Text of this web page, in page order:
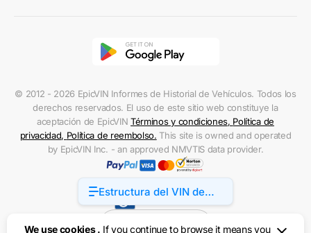
Estructura del VIN de
Freightliner M2
© 2012 - 2026 EpicVIN Informes de Historial de Vehículos. Todos los
derechos reservados. El uso de este sitio web constituye la
aceptación de EpicVINTérminos y condiciones, Política de
privacidad, Política de reembolso. This site is owned and operated
by EpicVIN Inc. - an approved NMVTIS data provider.
Estados Unidos
Accessibility
We use cookies . If you continue to browse it means you